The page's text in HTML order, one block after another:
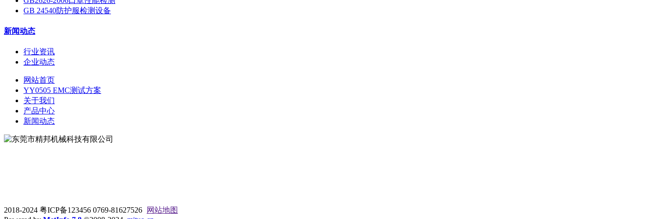
GB 24540防护服检测设备
新闻动态
行业资讯
企业动态
网站首页
YY0505 EMC测试方案
关于我们
产品中心
新闻动态
2018-2024 粤ICP备123456 0769-81627526
网站地图